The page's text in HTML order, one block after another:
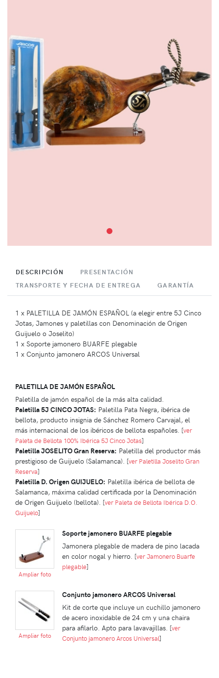
DESCRIPCIÓN
PRESENTACIÓN
TRANSPORTE Y FECHA DE ENTREGA
GARANTÍA
1 x PALETILLA DE JAMÓN ESPAÑOL (a elegir entre 5J Cinco
Jotas, Jamones y paletillas con Denominación de Origen
Guijuelo o Joselito)
1 x Soporte jamonero BUARFE plegable
1 x Conjunto jamonero ARCOS Universal
PALETILLA DE JAMÓN ESPAÑOL
Paletilla de jamón español de la más alta calidad.
Paletilla 5J CINCO JOTAS: Paletilla Pata Negra, ibérica de
bellota, producto insignia de Sánchez Romero Carvajal, el
más internacional de los ibéricos de bellota españoles. [ver
Paleta de Bellota 100% Ibérica 5J Cinco Jotas]
Paletilla JOSELITO Gran Reserva: Paletilla del productor más
prestigioso de Guijuelo (Salamanca). [ver Paletilla Joselito Gran
Reserva]
Paletilla D. Origen GUIJUELO: Paletilla ibérica de bellota de
Salamanca, máxima calidad certificada por la Denominación
de Origen Guijuelo (bellota). [ver Paleta de Bellota Ibérica D.O.
Guijuelo]
Ampliar foto
Soporte jamonero BUARFE plegable
Jamonera plegable de madera de pino lacada
en color nogal y hierro. [ver Jamonero Buarfe
plegable]
Ampliar foto
Conjunto jamonero ARCOS Universal
Kit de corte que incluye un cuchillo jamonero
de acero inoxidable de 24 cm y una chaira
para afilarlo. Apto para lavavajillas. [ver
Conjunto jamonero Arcos Universal]